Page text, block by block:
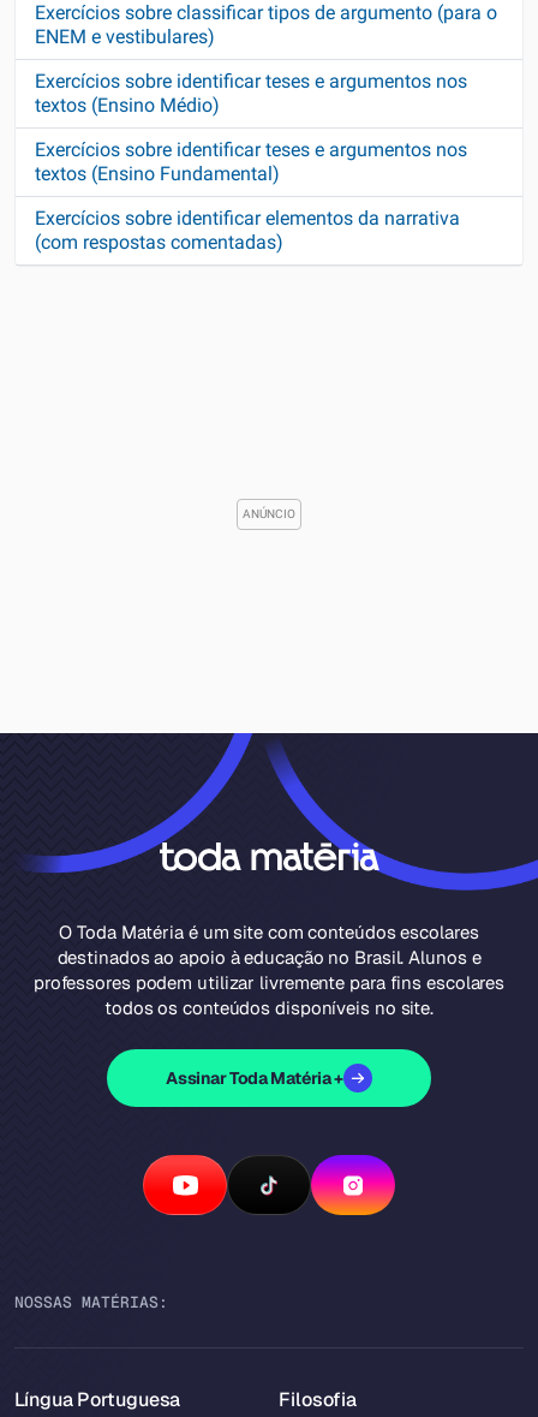
Exercícios sobre classificar tipos de argumento (para o
ENEM e vestibulares)
Exercícios sobre identificar teses e argumentos nos
textos (Ensino Médio)
Exercícios sobre identificar teses e argumentos nos
textos (Ensino Fundamental)
Exercícios sobre identificar elementos da narrativa
(com respostas comentadas)
O Toda Matéria é um site com conteúdos escolares
destinados ao apoio à educação no Brasil. Alunos e
professores podem utilizar livremente para fins escolares
todos os conteúdos disponíveis no site.
Assinar Toda Matéria +
NOSSAS MATÉRIAS:
Língua Portuguesa Filosofia